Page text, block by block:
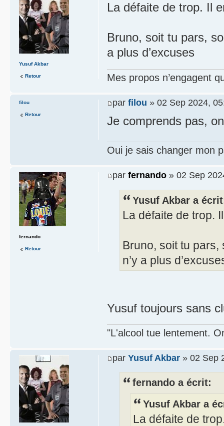
La défaite de trop. Il
Bruno, soit tu pars,
a plus d’excuses
Mes propos n’engagent
Yusuf Akbar
Retour
par filou » 02 Sep 2024,
Je comprends pas,
Oui je sais changer mon
filou
Retour
par fernando » 02 Sep
Yusuf Akbar a
La défaite de trop.
Bruno, soit tu pars,
n’y a plus
Yusuf toujours sans
"L'alcool tue lentement.
fernando
Retour
par Yusuf Akbar » 02 Sep
fernando a écrit:
Yusuf Akbar a
La défaite de